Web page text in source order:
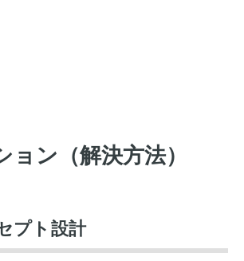
ョン（解決方法）
プト設計